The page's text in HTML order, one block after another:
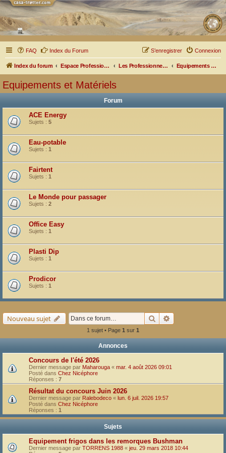
FAQ Index du Forum Connexion
S’enregistrer
Index du forum Espace Professionnel Les Professionnels nous parlent Equipements et Matériels
Equipements et Matériels
Forum
ACE Energy
Sujets : 5
Eau-potable
Sujets : 1
Fairtent
Sujets : 1
Le Monde pour passager
Sujets : 2
Office Easy
Sujets : 1
Plasti Dip
Sujets : 1
Prodicor
Sujets : 1
Nouveau sujet Rechercher
1 sujet • Page 1 sur 1
Annonces
Concours de l'été 2026
Dernier message par Maharouga « mar. 4 août 2026 09:01
Posté dans Chez Nicéphore
Réponses : 7
Résultat du concours Juin 2026
Dernier message par Ralebodeco « lun. 6 juil. 2026 19:57
Posté dans Chez Nicéphore
Réponses : 1
Sujets
Equipement frigos dans les remorques Bushman
Dernier message par TORRENS 1988 « jeu. 29 mars 2018 10:44